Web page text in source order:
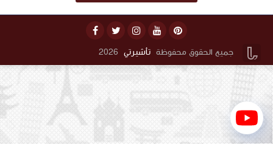


جميع الحقوق محفوظة تأشيرتي 2026